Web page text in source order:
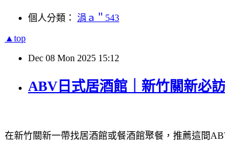
個人分類： 涓ａ＂543
▲top
Dec 08 Mon 2025 15:12
ABV日式居酒館｜新竹關新必
在新竹關新一帶找居酒館或餐酒館聚餐，推薦這間